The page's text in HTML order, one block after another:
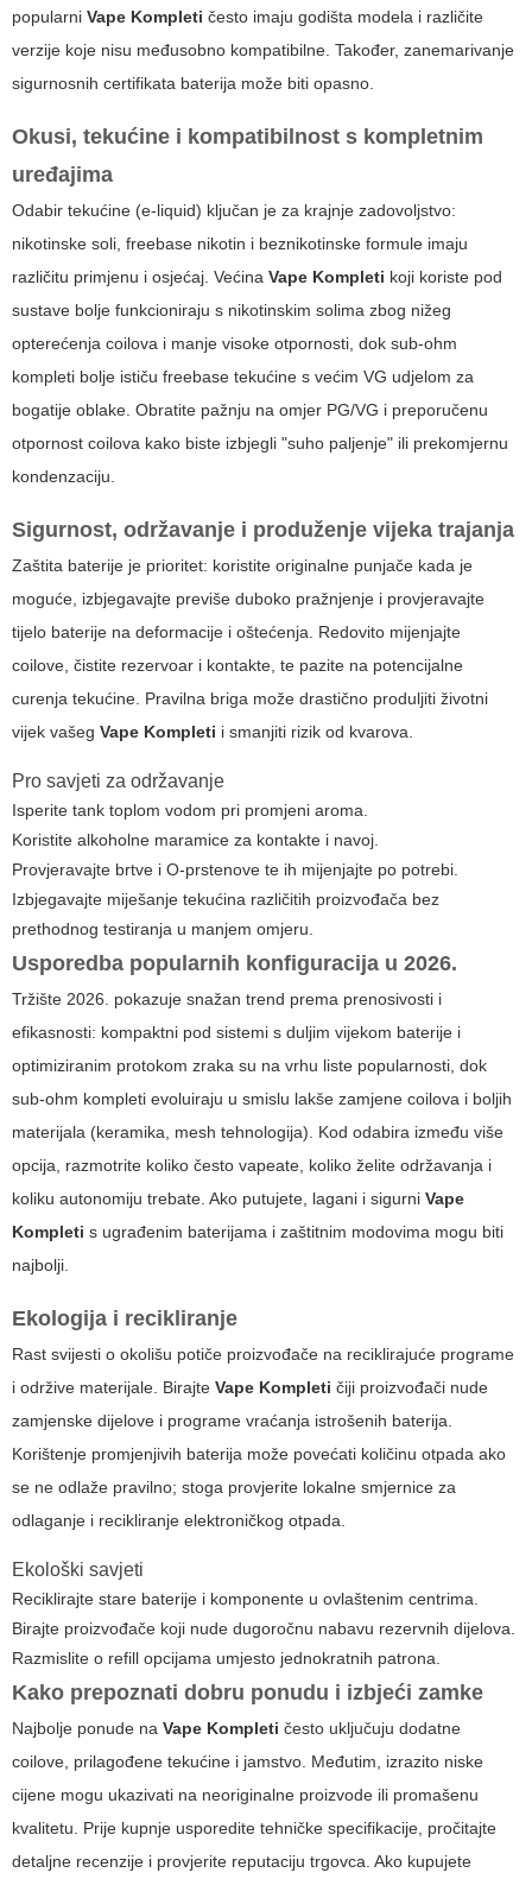
popularni Vape Kompleti često imaju godišta modela i različite
verzije koje nisu međusobno kompatibilne. Također, zanemarivanje
sigurnosnih certifikata baterija može biti opasno.
Okusi, tekućine i kompatibilnost s kompletnim
uređajima
Odabir tekućine (e-liquid) ključan je za krajnje zadovoljstvo:
nikotinske soli, freebase nikotin i beznikotinske formule imaju
različitu primjenu i osjećaj. Većina Vape Kompleti koji koriste pod
sustave bolje funkcioniraju s nikotinskim solima zbog nižeg
opterećenja coilova i manje visoke otpornosti, dok sub-ohm
kompleti bolje ističu freebase tekućine s većim VG udjelom za
bogatije oblake. Obratite pažnju na omjer PG/VG i preporučenu
otpornost coilova kako biste izbjegli "suho paljenje" ili prekomjernu
kondenzaciju.
Sigurnost, održavanje i produženje vijeka trajanja
Zaštita baterije je prioritet: koristite originalne punjače kada je
moguće, izbjegavajte previše duboko pražnjenje i provjeravajte
tijelo baterije na deformacije i oštećenja. Redovito mijenjajte
coilove, čistite rezervoar i kontakte, te pazite na potencijalne
curenja tekućine. Pravilna briga može drastično produljiti životni
vijek vašeg Vape Kompleti i smanjiti rizik od kvarova.
Pro savjeti za održavanje
Isperite tank toplom vodom pri promjeni aroma.
Koristite alkoholne maramice za kontakte i navoj.
Provjeravajte brtve i O-prstenove te ih mijenjajte po potrebi.
Izbjegavajte miješanje tekućina različitih proizvođača bez
prethodnog testiranja u manjem omjeru.
Usporedba popularnih konfiguracija u 2026.
Tržište 2026. pokazuje snažan trend prema prenosivosti i
efikasnosti: kompaktni pod sistemi s duljim vijekom baterije i
optimiziranim protokom zraka su na vrhu liste popularnosti, dok
sub-ohm kompleti evoluiraju u smislu lakše zamjene coilova i boljih
materijala (keramika, mesh tehnologija). Kod odabira između više
opcija, razmotrite koliko često vapeate, koliko želite održavanja i
koliku autonomiju trebate. Ako putujete, lagani i sigurni Vape
Kompleti s ugrađenim baterijama i zaštitnim modovima mogu biti
najbolji.
Ekologija i recikliranje
Rast svijesti o okolišu potiče proizvođače na reciklirajuće programe
i održive materijale. Birajte Vape Kompleti čiji proizvođači nude
zamjenske dijelove i programe vraćanja istrošenih baterija.
Korištenje promjenjivih baterija može povećati količinu otpada ako
se ne odlaže pravilno; stoga provjerite lokalne smjernice za
odlaganje i recikliranje elektroničkog otpada.
Ekološki savjeti
Reciklirajte stare baterije i komponente u ovlaštenim centrima.
Birajte proizvođače koji nude dugoročnu nabavu rezervnih dijelova.
Razmislite o refill opcijama umjesto jednokratnih patrona.
Kako prepoznati dobru ponudu i izbjeći zamke
Najbolje ponude na Vape Kompleti često uključuju dodatne
coilove, prilagođene tekućine i jamstvo. Međutim, izrazito niske
cijene mogu ukazivati na neoriginalne proizvode ili promašenu
kvalitetu. Prije kupnje usporedite tehničke specifikacije, pročitajte
detaljne recenzije i provjerite reputaciju trgovca. Ako kupujete